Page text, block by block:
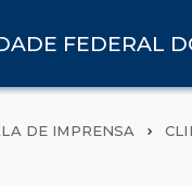
FEDERAL
DE IMPRENSA